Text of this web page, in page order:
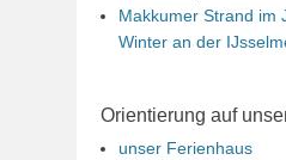
Makkumer Strand im
Winter an der
Orientierung auf
unser Ferienhaus